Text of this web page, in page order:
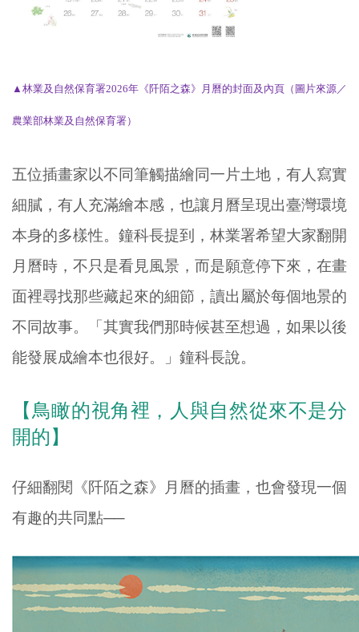
▲ 林業及自然保育署2026年《阡陌之森》月曆的封面及內頁 （圖片來源／
農業部林業及自然保育署）
五位插畫家以不同筆觸描繪同一片土地，有人寫實
細膩，有人充滿繪本感，也讓月曆呈現出臺灣環境
本身的多樣性。 鐘科長提到，林業署希望大家翻開
月曆時，不只是看見風景，而是願意停下來，在畫
面裡尋找那些藏起來的細節，讀出屬於每個地景的
不同故事。「其實我們那時候甚至想過，如果以後
能發展成繪本也很好。」鐘科長說。
【鳥瞰的視角裡，人與自然從來不是分
開的】
仔細翻閱《阡陌之森》月曆的插畫，也會發現一個
有趣的共同點──